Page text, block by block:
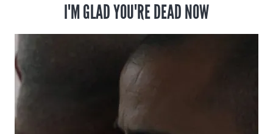
I'M GLAD YOU'RE DEAD NOW